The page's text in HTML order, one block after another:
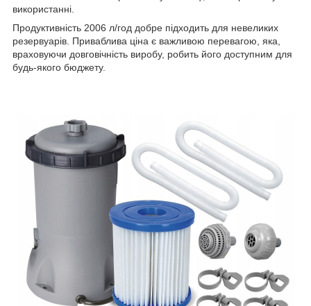
використанні.
Продуктивність 2006 л/год добре підходить для невеликих
резервуарів. Приваблива ціна є важливою перевагою, яка,
враховуючи довговічність виробу, робить його доступним для
будь-якого бюджету.